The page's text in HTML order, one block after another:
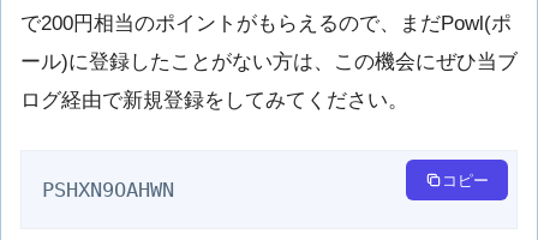
で200円相当のポイントがもらえるので、まだPowl(ポ
ール)に登録したことがない方は、この機会にぜひ当ブ
ログ経由で新規登録をしてみてください。
PSHXN9OAHWN コピー